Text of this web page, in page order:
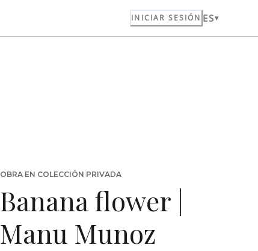
INICIAR SESIÓN ES
OBRA EN COLECCIÓN PRIVADA
Banana flower |
Manu Munoz